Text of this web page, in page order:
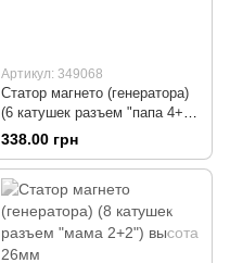
Артикул: 349068
Статор магнето (генератора)
(6 катушек разъем "папа 4+1")
высота 31мм
338.00 грн